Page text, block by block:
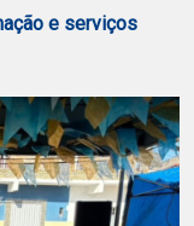
e serviços